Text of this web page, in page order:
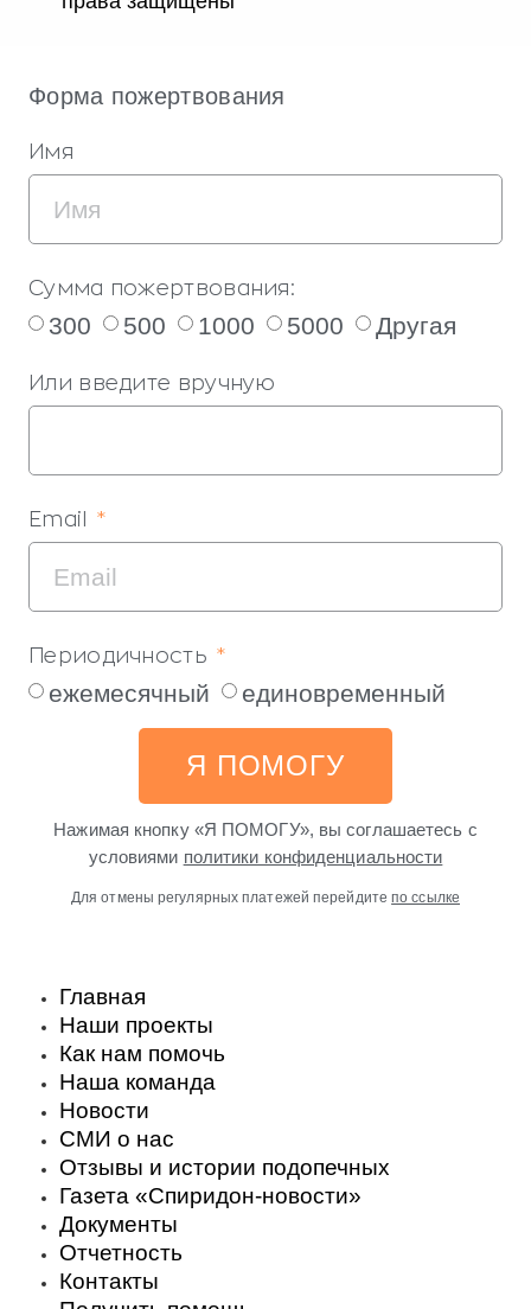
Форма пожертвования
Имя
Сумма пожертвования:
300 500 1000 5000 Другая
Или введите вручную
Email
Периодичность
ежемесячный единовременный
Я ПОМОГУ
Нажимая кнопку «Я ПОМОГУ», вы соглашаетесь с
условиями политики конфиденциальности
Для отмены регулярных платежей перейдитепо ссылке
Главная
Наши проекты
Как нам помочь
Наша команда
Новости
СМИ о нас
Отзывы и истории подопечных
Газета «Спиридон-новости»
Документы
Отчетность
Контакты